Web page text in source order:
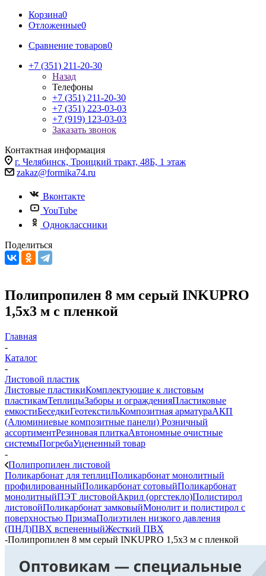
Корзина0
Отложенные0
Сравнение товаров0
+7 (351) 211-20-30
Назад
Телефоны
+7 (351) 211-20-30
+7 (351) 223-03-03
+7 (919) 123-03-03
Заказать звонок
Контактная информация
г. Челябинск, Троицкий тракт, 48Б, 1 этаж
zakaz@formika74.ru
Вконтакте
YouTube
Одноклассники
Поделиться
Полипропилен 8 мм серый INKUPRO
1,5х3 м с пленкой
Главная
-
Каталог
-
Листовой пластик
Листовые пластикиКомплектующие к листовым
пластикамТеплицыЗаборы и огражденияПластиковые
емкостиБеседкиГеотекстильКомпозитная арматураАКП
(Алюминиевые композитные панели) Розничный
ассортиментРезиновая плиткаАвтономные очистные
системыПогребаУцененный товар
-
Полипропилен листовой
Поликарбонат для теплицПоликарбонат монолитный
профилированныйПоликарбонат сотовыйПоликарбонат
монолитныйПЭТ листовойАкрил (оргстекло)Полистирол
листовойПоликарбонат замковыйМонолит и полистирол с
поверхностью ПризмаПолиэтилен низкого давления
(ПНД)ПВХ вспененныйЖесткий ПВХ
-Полипропилен 8 мм серый INKUPRO 1,5х3 м с пленкой